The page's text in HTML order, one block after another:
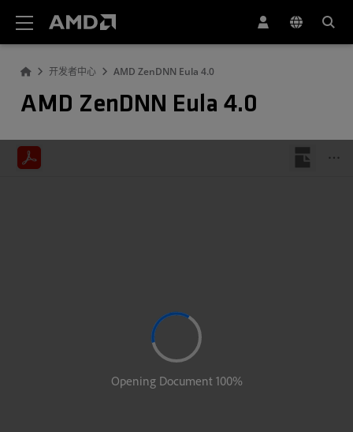
开发者中心 AMD ZenDNN Eula 4.0
AMD ZenDNN Eula 4.0